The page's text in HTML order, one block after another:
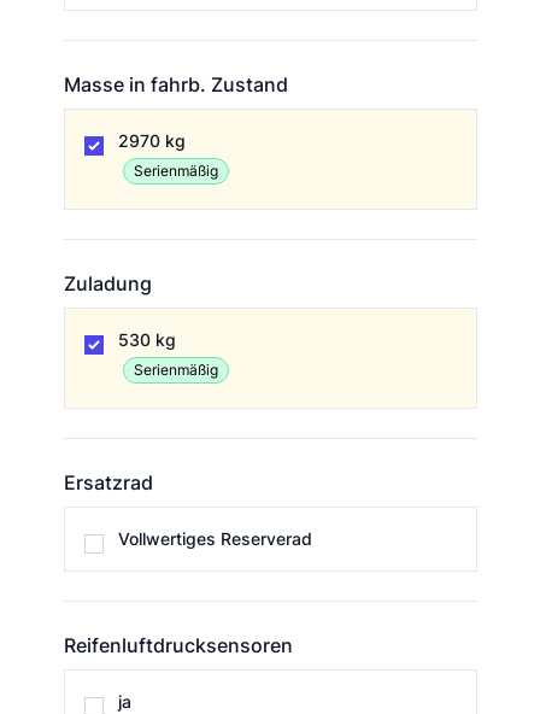
Masse in fahrb. Zustand
2970 kg
Serienmäßig
Zuladung
530 kg
Serienmäßig
Ersatzrad
Vollwertiges Reserverad
Reifenluftdrucksensoren
ja